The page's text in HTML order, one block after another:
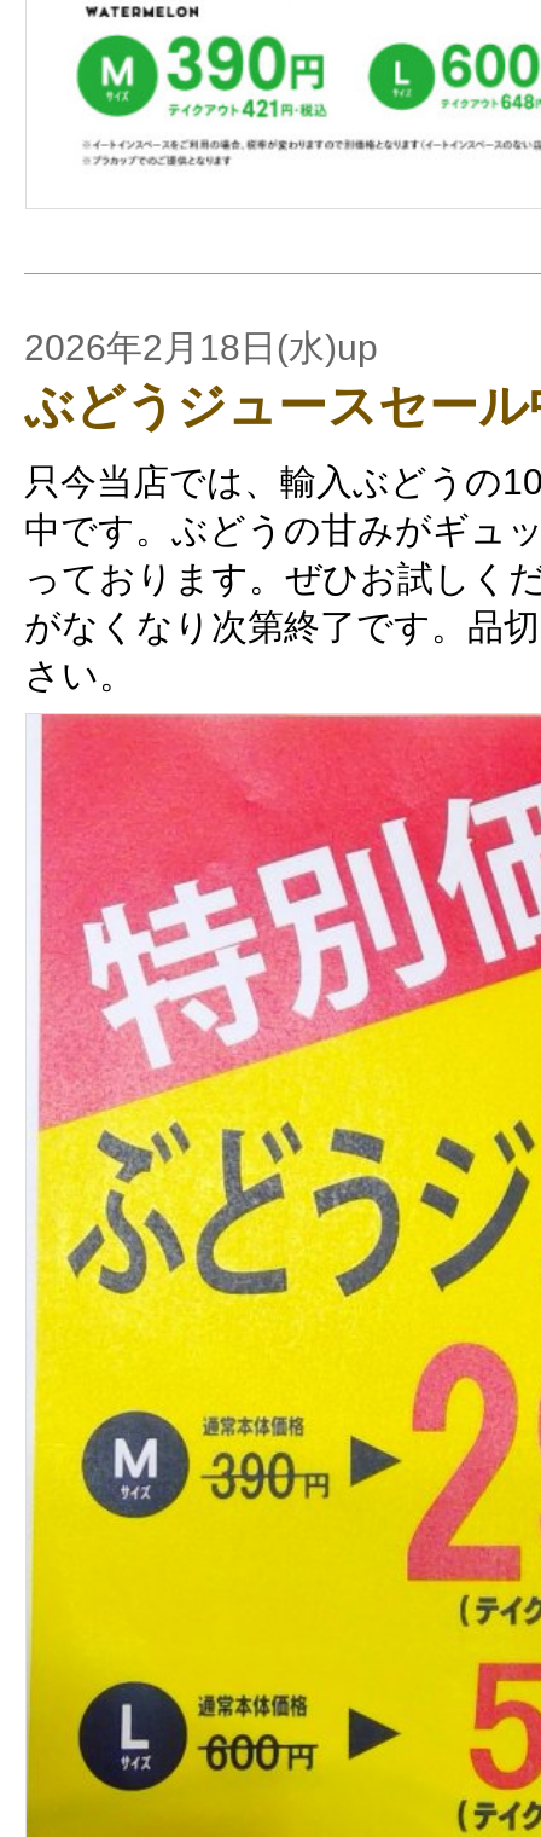
2026年2月18日(水)up
ぶどうジュースセール
只今当店では、輸入ぶどうの
中です。ぶどうの甘みがギュ
っております。ぜひお試し
がなくなり次第終了です。品
さい。